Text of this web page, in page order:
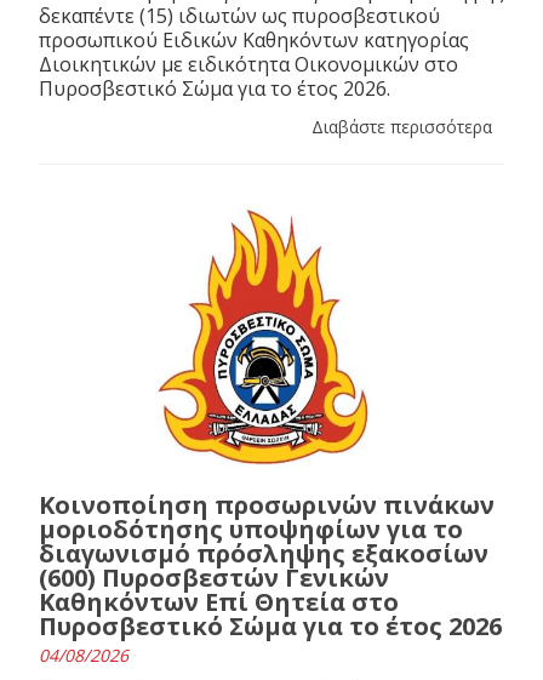
δεκαπέντε (15) ιδιωτών ως πυροσβεστικού
προσωπικού Ειδικών Καθηκόντων κατηγορίας
Διοικητικών με ειδικότητα Οικονομικών στο
Πυροσβεστικό Σώμα για το έτος 2026.
Διαβάστε περισσότερα
Κοινοποίηση προσωρινών πινάκων
μοριοδότησης υποψηφίων για το
διαγωνισμό πρόσληψης εξακοσίων
(600) Πυροσβεστών Γενικών
Καθηκόντων Επί Θητεία στο
Πυροσβεστικό Σώμα για το έτος 2026
04/08/2026